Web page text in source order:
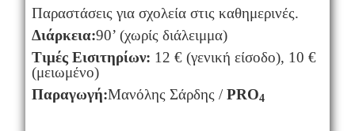
Παραστάσεις για σχολεία στις καθημερινές.
Διάρκεια:90’ (χωρίς διάλειμμα)
Τιμές Εισιτηρίων: 12 € (γενική είσοδο), 10 €
(μειωμένο)
Παραγωγή:Μανόλης Σάρδης /PRO4